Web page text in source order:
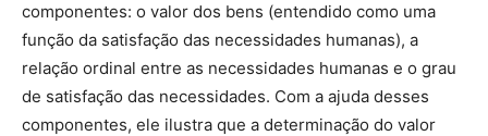
componentes: o valor dos bens (entendido como uma
função da satisfação das necessidades humanas), a
relação ordinal entre as necessidades humanas e o grau
de satisfação das necessidades. Com a ajuda desses
componentes, ele ilustra que a determinação do valor